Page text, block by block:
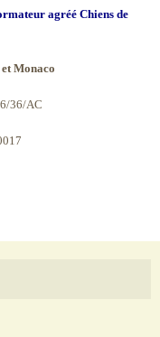
agréé Chiens de
Monaco
36/AC